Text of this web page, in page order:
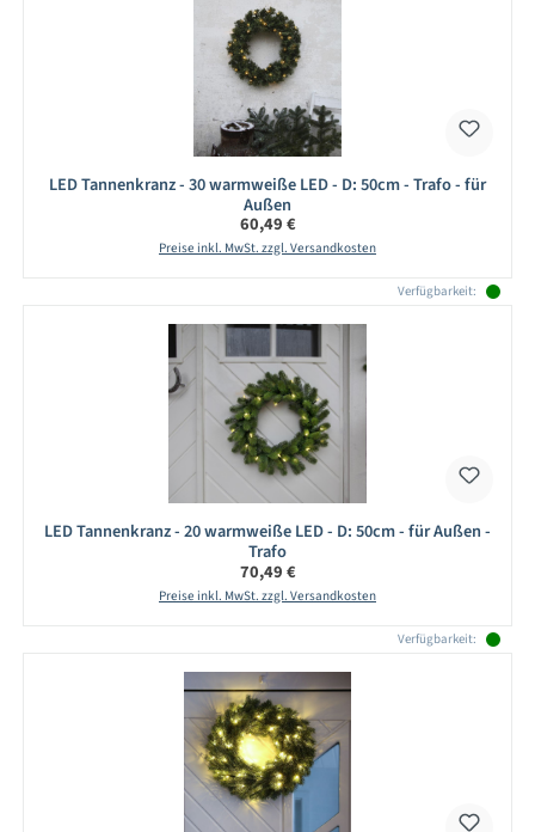
LED Tannenkranz - 30 warmweiße LED - D: 50cm - Trafo - für
Außen
Regulärer Preis:
60,49 €
Preise inkl. MwSt. zzgl. Versandkosten
Verfügbarkeit:
LED Tannenkranz - 20 warmweiße LED - D: 50cm - für Außen -
Trafo
Regulärer Preis:
70,49 €
Preise inkl. MwSt. zzgl. Versandkosten
Verfügbarkeit: